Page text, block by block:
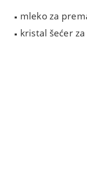
mleko za
kristal šećer